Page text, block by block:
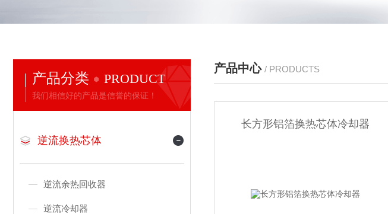
产品分类 PRODUCT
我们相信好的产品是信誉的保证！
逆流换热芯体
逆流余热回收器
逆流冷却器
产品中心 / PRODUCTS
长方形铝箔换热芯体冷却器